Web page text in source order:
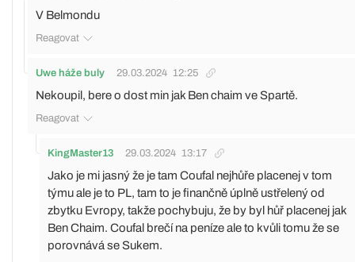
V Belmondu
Reagovat
Uwe háže buly 29.03.2024 12:25
Nekoupil, bere o dost min jak Ben chaim ve Spartě.
Reagovat
KingMaster13 29.03.2024 13:17
Jako je mi jasný že je tam Coufal nejhůře placenej v tom
týmu ale je to PL, tam to je finančně úplně ustřelený od
zbytku Evropy, takže pochybuju, že by byl hůř placenej jak
Ben Chaim. Coufal brečí na peníze ale to kvůli tomu že se
porovnává se Sukem.